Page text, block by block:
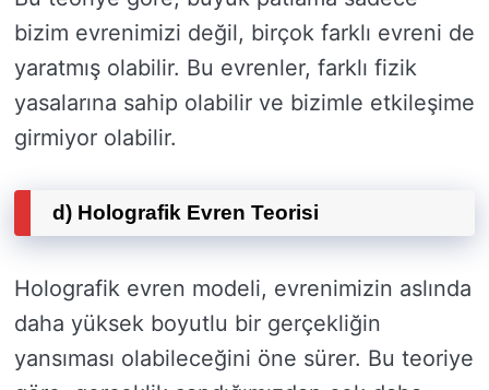
bizim evrenimizi değil, birçok farklı evreni de
yaratmış olabilir. Bu evrenler, farklı fizik
yasalarına sahip olabilir ve bizimle etkileşime
girmiyor olabilir.
d) Holografik Evren Teorisi
Holografik evren modeli, evrenimizin aslında
daha yüksek boyutlu bir gerçekliğin
yansıması olabileceğini öne sürer. Bu teoriye